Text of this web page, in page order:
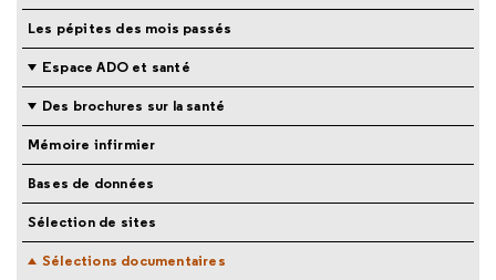
Les pépites des mois passés
Espace ADO et santé
Des brochures sur la santé
Mémoire infirmier
Bases de données
Sélection de sites
Sélections documentaires